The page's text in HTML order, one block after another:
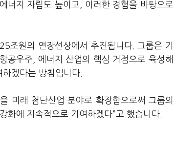
너지 자립도 높이고, 이러한 경험을 바탕으로
원의 연장선상에서 추진됩니다. 그룹은 기
공우주, 에너지 산업의 핵심 거점으로 육성해
겠다는 방침입니다.
미래 첨단산업 분야로 확장함으로써 그룹의
화에 지속적으로 기여하겠다”고 했습니다.